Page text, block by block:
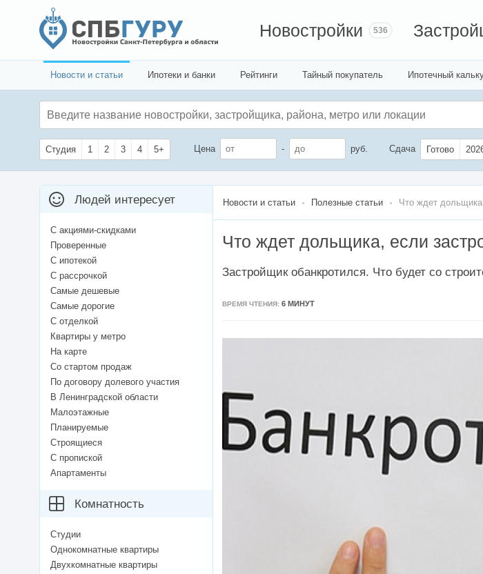
Новостройки 536
Новости и статьи Ипотеки и банки Рейтинги Тайный покупатель Ипотечный
Студия 1 2 3 4 5+ Цена - руб. Сдача Готово
Новости и статьи Полезные статьи Что ждет
Что ждет дольщика, если
Застройщик обанкротился. Что будет со
ВРЕМЯ ЧТЕНИЯ: 6 МИНУТ
Людей интересует
С акциями-скидками
Проверенные
С ипотекой
С рассрочкой
Самые дешевые
Самые дорогие
С отделкой
Квартиры у метро
На карте
Со стартом продаж
По договору долевого участия
В Ленинградской области
Малоэтажные
Планируемые
Строящиеся
С пропиской
Апартаменты
Комнатность
Студии
Однокомнатные квартиры
Двухкомнатные квартиры